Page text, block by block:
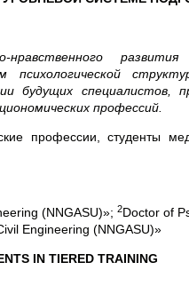
будущих специалистов,
профессий.
профессии, студенты
(NNGASU)»; 2Doctor of
Engineering (NNGASU)»
IN TIERED TRAINING